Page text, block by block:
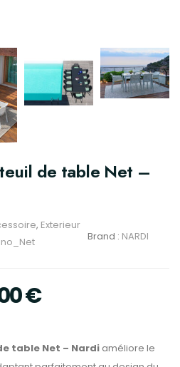
de table Net –
, Exterieur
Brand : NARDI
€
table Net – Nardi améliore le